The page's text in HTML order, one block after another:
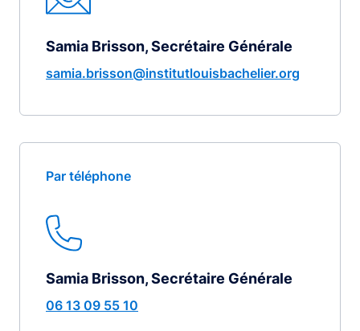
Samia Brisson, Secrétaire Générale
samia.brisson@institutlouisbachelier.org
Par téléphone
Samia Brisson, Secrétaire Générale
06 13 09 55 10